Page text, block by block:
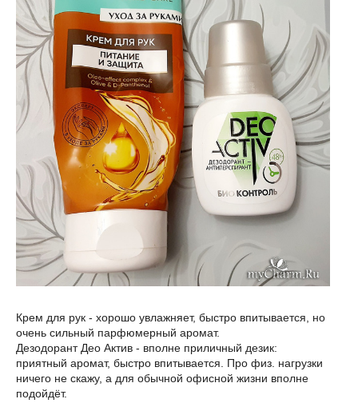
Крем для рук - хорошо увлажняет, быстро впитывается, но
очень сильный парфюмерный аромат.
Дезодорант Део Актив - вполне приличный дезик:
приятный аромат, быстро впитывается. Про физ. нагрузки
ничего не скажу, а для обычной офисной жизни вполне
подойдёт.